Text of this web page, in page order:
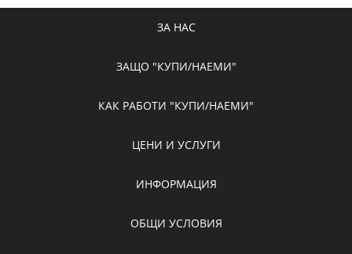
ЗА НАС
ЗАЩО "КУПИ/НАЕМИ"
КАК РАБОТИ "КУПИ/НАЕМИ"
ЦЕНИ И УСЛУГИ
ИНФОРМАЦИЯ
ОБЩИ УСЛОВИЯ